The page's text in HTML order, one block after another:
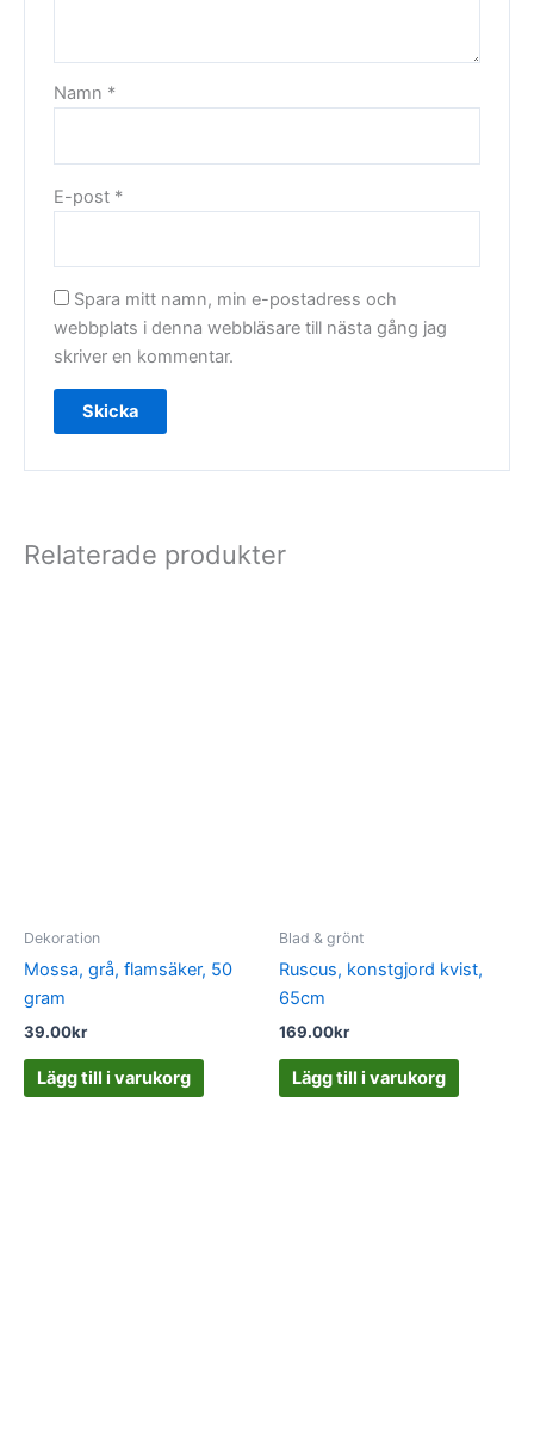
Namn *
E-post *
Spara mitt namn, min e-postadress och
webbplats i denna webbläsare till nästa gång jag
skriver en kommentar.
Relaterade produkter
Dekoration
Mossa, grå, flamsäker, 50
gram
39.00kr
Lägg till i varukorg
Blad & grönt
Ruscus, konstgjord kvist,
65cm
169.00kr
Lägg till i varukorg